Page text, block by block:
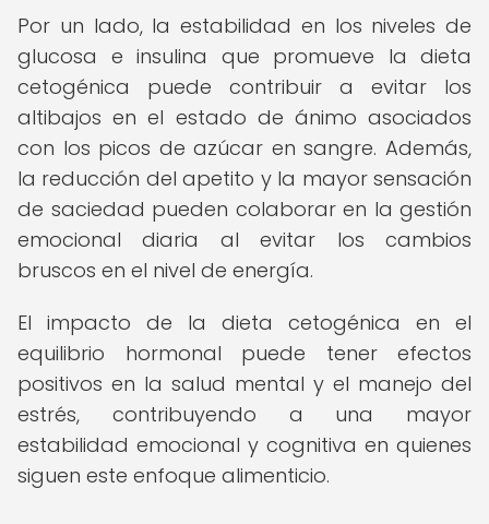
Por un lado, la estabilidad en los niveles de
glucosa e insulina que promueve la dieta
cetogénica puede contribuir a evitar los
altibajos en el estado de ánimo asociados
con los picos de azúcar en sangre. Además,
la reducción del apetito y la mayor sensación
de saciedad pueden colaborar en la gestión
emocional diaria al evitar los cambios
bruscos en el nivel de energía.
El impacto de la dieta cetogénica en el
equilibrio hormonal puede tener efectos
positivos en la salud mental y el manejo del
estrés, contribuyendo a una mayor
estabilidad emocional y cognitiva en quienes
siguen este enfoque alimenticio.